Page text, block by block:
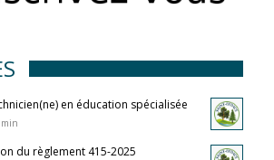
en éducation spécialisée
du règlement 415-2025